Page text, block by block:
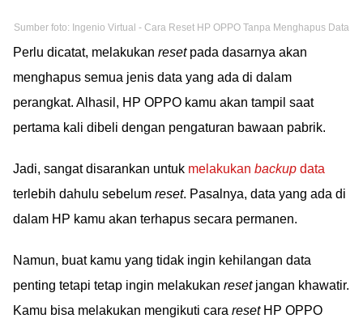
Sumber foto: Ingenio Virtual - Cara Reset HP OPPO Tanpa Menghapus Data
Perlu dicatat, melakukan resetpada dasarnya akan
menghapus semua jenis data yang ada di dalam
perangkat. Alhasil, HP OPPO kamu akan tampil saat
pertama kali dibeli dengan pengaturan bawaan pabrik.
Jadi, sangat disarankan untuk melakukan backup data
terlebih dahulu sebelum reset. Pasalnya, data yang ada di
dalam HP kamu akan terhapus secara permanen.
Namun, buat kamu yang tidak ingin kehilangan data
penting tetapi tetap ingin melakukan resetjangan khawatir.
Kamu bisa melakukan mengikuti cara resetHP OPPO